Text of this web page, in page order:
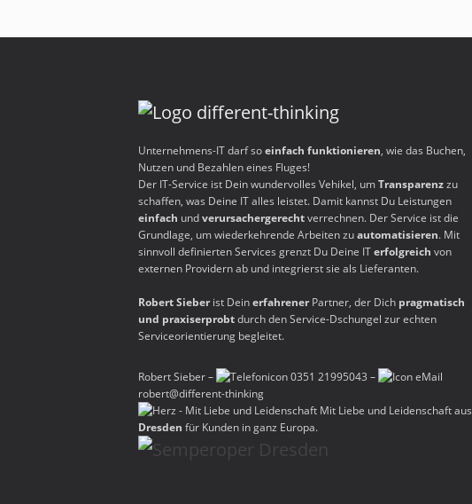
Unternehmens-IT darf soeinfach funktionieren, wie das Buchen,
Nutzen und Bezahlen eines Fluges!
Der IT-Service ist Dein wundervolles Vehikel, umTransparenzzu
schaffen, was Deine IT alles leistet. Damit kannst Du Leistungen
einfach undverursachergerechtverrechnen. Der Service ist die
Grundlage, um wiederkehrende Arbeiten zuautomatisieren. Mit
sinnvoll definierten Services grenzt Du Deine ITerfolgreich von
externen Providern ab und integrierst sie als Lieferanten.
Robert Sieberist DeinerfahrenerPartner, der Dich pragmatisch
und praxiserprobtdurch den Service-Dschungel zur echten
Serviceorientierung begleitet.
Robert Sieber – 0351 21995043 –
robert@different-thinking
Mit Liebe und Leidenschaft aus
Dresden für Kunden in ganz Europa.